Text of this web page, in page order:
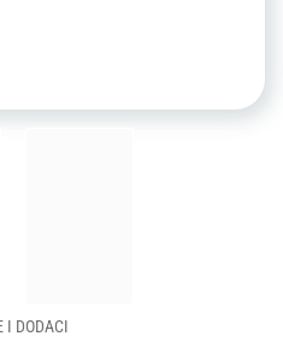
I DODACI